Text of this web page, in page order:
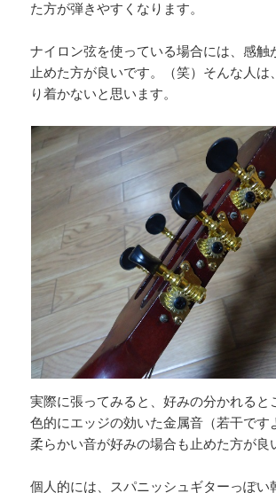
た方が弾きやすくなります。
ナイロン弦を使っている場合には、感触
止めた方が良いです。（笑）そんな人は
り着かないと思います。
実際に張ってみると、好みの分かれると
色的にエッジの効いた金属音（若干です
柔らかい音が好みの場合も止めた方が良
個人的には、スパニッシュギターっぽい